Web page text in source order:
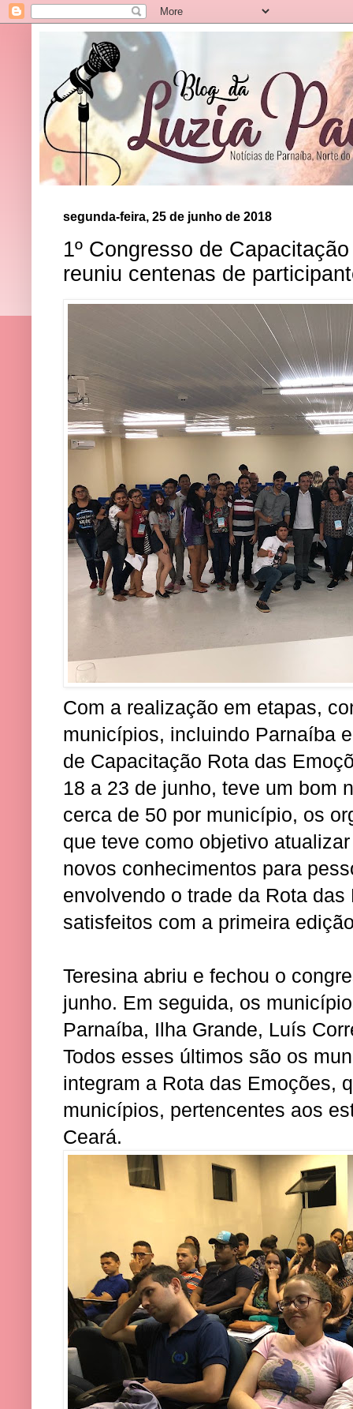
segunda-feira, 25 de junho de 2018
1º Congresso de
reuniu centenas de
Com a realização em etapas,
municípios, incluindo Parnaíba
de Capacitação Rota das
18 a 23 de junho, teve um bom
cerca de 50 por município, os
que teve como objetivo
novos conhecimentos para
envolvendo o trade da Rota
satisfeitos com a primeira
Teresina abriu e fechou o
junho. Em seguida, os
Parnaíba, Ilha Grande, Luís
Todos esses últimos são os
integram a Rota das Emoções,
municípios, pertencentes aos
Ceará.